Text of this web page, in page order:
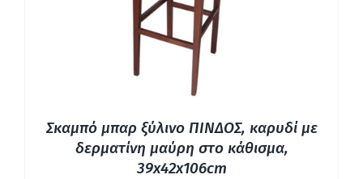
Σκαμπό μπαρ ξύλινο ΠΙΝΔΟΣ, καρυδί με
δερματίνη μαύρη στο κάθισμα,
39x42x106cm